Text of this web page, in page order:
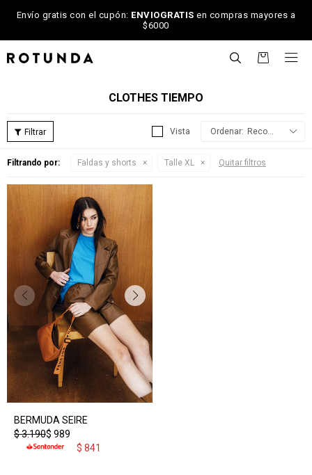
Envío gratis con el cupón: ENVIOGRATIS en compras mayores a
$6000

CLOTHES TIEMPO
Recomendados
Filtrando por: Faldas y shorts Talle XL Quitar filtros
BERMUDA SEIRE
$ 989
$3.190
$ 841